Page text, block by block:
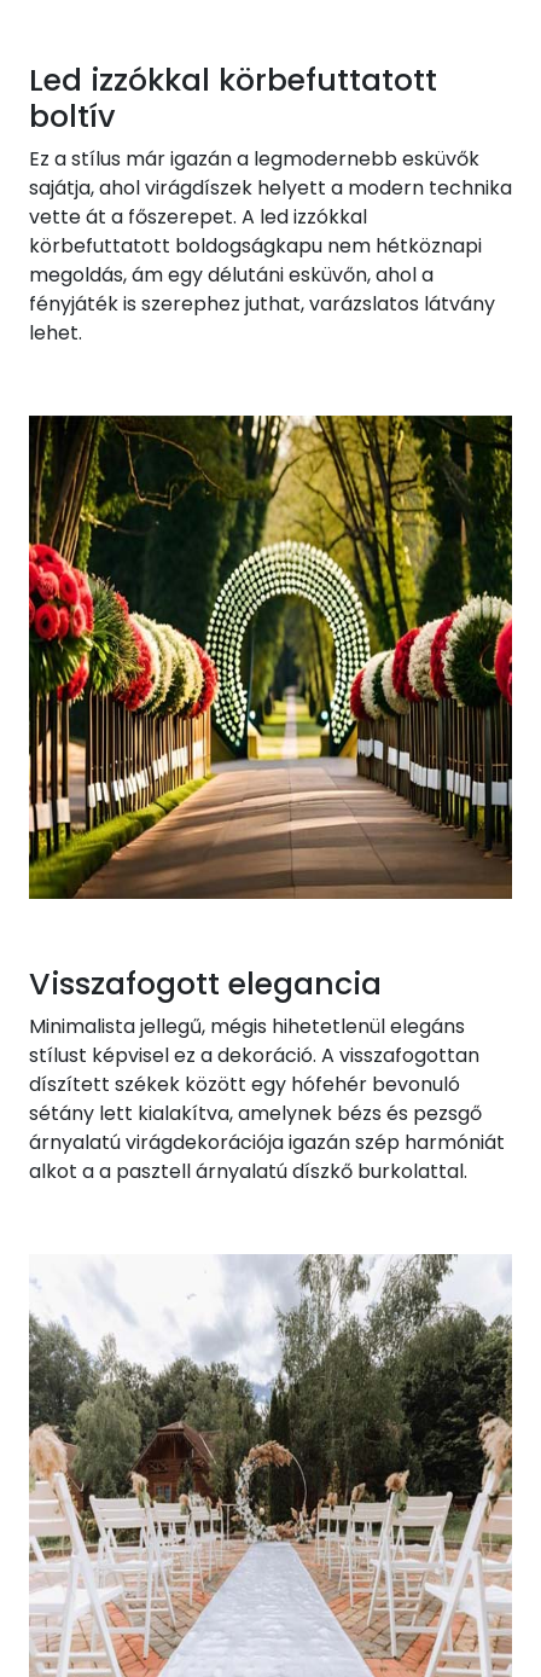
Led izzókkal körbefuttatott
boltív
Ez a stílus már igazán a legmodernebb esküvők
sajátja, ahol virágdíszek helyett a modern technika
vette át a főszerepet. A led izzókkal
körbefuttatott boldogságkapu nem hétköznapi
megoldás, ám egy délutáni esküvőn, ahol a
fényjáték is szerephez juthat, varázslatos látvány
lehet.
Visszafogott elegancia
Minimalista jellegű, mégis hihetetlenül elegáns
stílust képvisel ez a dekoráció. A visszafogottan
díszített székek között egy hófehér bevonuló
sétány lett kialakítva, amelynek bézs és pezsgő
árnyalatú virágdekorációja igazán szép harmóniát
alkot a a pasztell árnyalatú díszkő burkolattal.